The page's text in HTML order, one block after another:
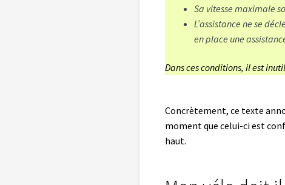
Sa vitesse maximale
L’assistance ne se
en place une
Dans ces conditions, il est
Concrètement, ce texte
moment que celui-ci est
haut.